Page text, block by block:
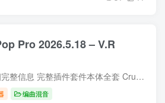
Pro 2026.5.18 – V.R
简介 一、资源包含的详细完整信息 完整插件套件本体全套 CrumplePop 专业音频修复系列独立插件合集，2026.5.18 为官方月度更新稳定版本，包含旗下全部音频降噪、人声修复、录音瑕疵处理模块： A...
编曲混音